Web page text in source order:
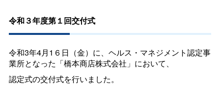
令和３年度第１回交付式
令和3年4月1６日（金）に、ヘルス・マネジメント認定事
業所となった「橋本商店株式会社」において、
認定式の交付式を行いました。